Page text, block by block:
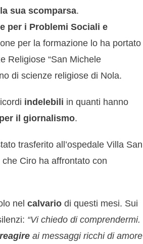
sua scomparsa.
per i Problemi Sociali e
per la formazione lo ha portato
Religiose “San Michele
di scienze religiose di Nola.
indelebili in quanti hanno
il giornalismo.
trasferito all’ospedale Villa San
Ciro ha affrontato con
nel calvario di questi mesi. Sui
“Vi chiedo di comprendermi.
reagire ai messaggi ricchi di amore